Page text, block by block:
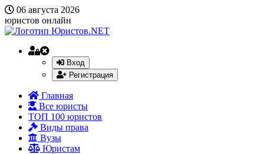
06 августа 2026
юристов онлайн
Вход
Регистрация
Главная
Все юристы
ТОП 100 юристов
Виды права
Вузы
Юристам